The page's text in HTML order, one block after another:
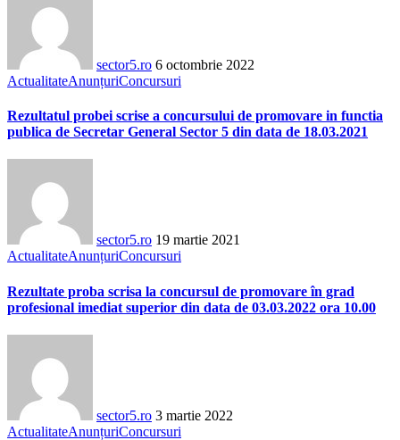
sector5.ro 6 octombrie 2022
ActualitateAnunțuriConcursuri
Rezultatul probei scrise a concursului de promovare in functia
publica de Secretar General Sector 5 din data de 18.03.2021
sector5.ro 19 martie 2021
ActualitateAnunțuriConcursuri
Rezultate proba scrisa la concursul de promovare în grad
profesional imediat superior din data de 03.03.2022 ora 10.00
sector5.ro 3 martie 2022
ActualitateAnunțuriConcursuri